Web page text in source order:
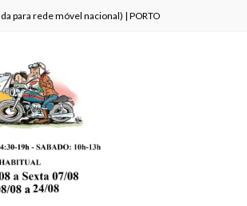
para rede móvel nacional) | PORTO